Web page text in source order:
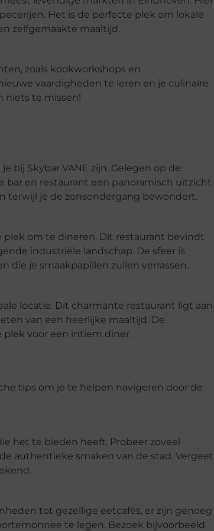
Het is de perfecte plek om lokale
zelfgemaakte maaltijd.
zoals kookworkshops en
vaardigheden te leren en je culinaire
niets te missen!
bij Skybar VANE zijn. Gelegen op de
bar en restaurant een panoramisch uitzicht
terwijl je de zonsondergang bewondert.
plek om te dineren. Dit restaurant bevindt
industriële landschap. De sfeer is
die je smaakpapillen zullen verrassen.
locatie. Dit charmante restaurant ligt aan
van een heerlijke maaltijd. De
voor een intiem diner.
tips om je te helpen navigeren door de
het te bieden heeft. Probeer zoveel
authentieke smaken van de stad. Vergeet
tot gezellige eetcafés, er zijn genoeg
te legen. Bezoek bijvoorbeeld